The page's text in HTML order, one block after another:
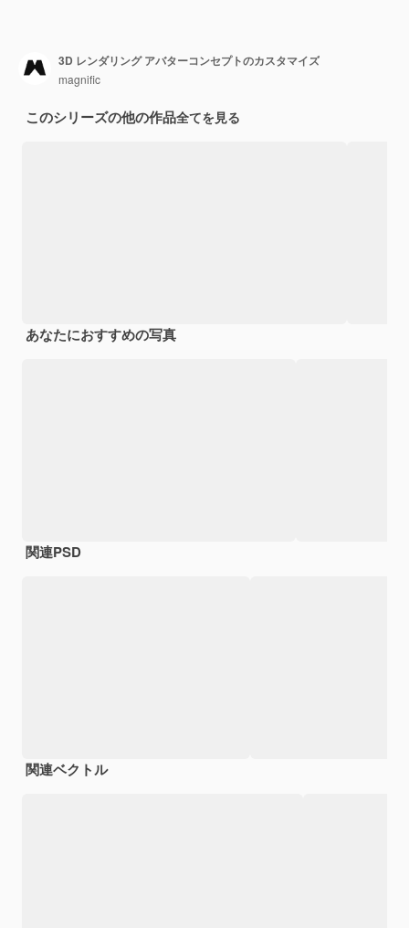
3D レンダリング アバターコンセプトのカスタマイズ
magnific
このシリーズの他の作品全てを見る
あなたにおすすめの写真
関連PSD
関連ベクトル